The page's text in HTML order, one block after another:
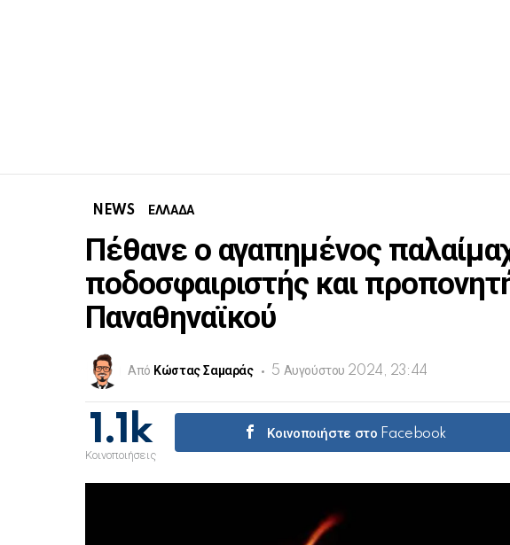
NEWS ΕΛΛΑΔΑ
Πέθανε ο αγαπημένος
ποδοσφαιριστής και
Παναθηναϊκού
Από Κώστας Σαμαράς 5 Αυγούστου 2024, 23:44
1.1k
Κοινοποιήσεις
Κοινοποιήστε στο Facebook